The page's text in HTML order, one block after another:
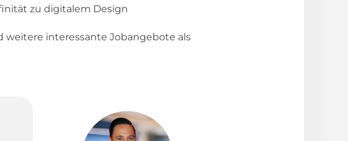
zu digitalem Design
weitere interessante Jobangebote als